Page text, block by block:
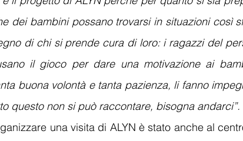
dei bambini possano trovarsi in situazioni così
di chi si prende cura di loro: i ragazzi del
il gioco per dare una motivazione ai
buona volontà e tanta pazienza, li fanno
questo non si può raccontare, bisogna andarci”.
una visita di ALYN è stato anche al